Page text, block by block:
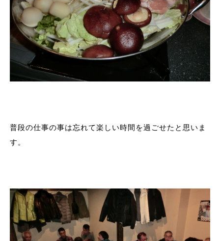
普段の仕事の事は忘れて楽しい時間を過ごせたと思いま
す。